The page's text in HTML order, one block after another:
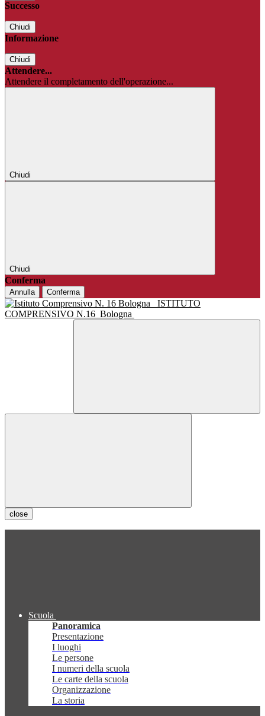
Successo
Chiudi
Informazione
Chiudi
Attendere...
Attendere il completamento dell'operazione...
Chiudi
Chiudi
Conferma
Annulla Conferma
ISTITUTO
COMPRENSIVO N.16 Bologna
close
Scuola
Panoramica
Presentazione
I luoghi
Le persone
I numeri della scuola
Le carte della scuola
Organizzazione
La storia